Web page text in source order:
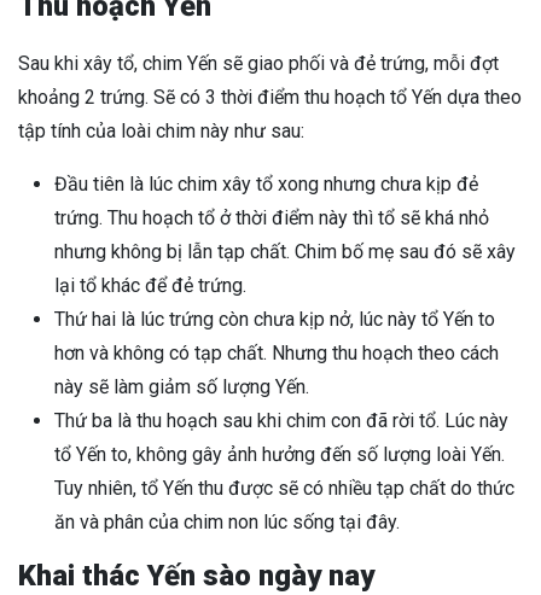
Sau khi xây tổ, chim Yến sẽ giao phối và đẻ trứng, mỗi đợt
khoảng 2 trứng. Sẽ có 3 thời điểm thu hoạch tổ Yến dựa theo
tập tính của loài chim này như sau:
Đầu tiên là lúc chim xây tổ xong nhưng chưa kịp đẻ
trứng. Thu hoạch tổ ở thời điểm này thì tổ sẽ khá nhỏ
nhưng không bị lẫn tạp chất. Chim bố mẹ sau đó sẽ xây
lại tổ khác để đẻ trứng.
Thứ hai là lúc trứng còn chưa kịp nở, lúc này tổ Yến to
hơn và không có tạp chất. Nhưng thu hoạch theo cách
này sẽ làm giảm số lượng Yến.
Thứ ba là thu hoạch sau khi chim con đã rời tổ. Lúc này
tổ Yến to, không gây ảnh hưởng đến số lượng loài Yến.
Tuy nhiên, tổ Yến thu được sẽ có nhiều tạp chất do thức
ăn và phân của chim non lúc sống tại đây.
Khai thác Yến sào ngày nay